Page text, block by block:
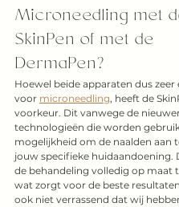
Microneedling met
SkinPen of met de
DermaPen?
Hoewel beide apparaten dus zeer
voor microneedling, heeft de
voorkeur. Dit vanwege de
technologieën die worden
mogelijkheid om de naalden aan
jouw specifieke huidaandoening.
de behandeling volledig op maat
wat zorgt voor de beste
ook niet verrassend dat wij